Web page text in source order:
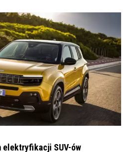
elektryfikacji SUV-ów